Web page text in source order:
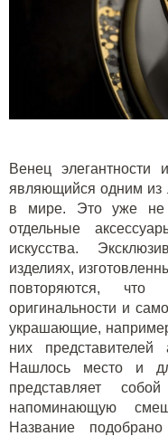
Венец элегантности
являющийся одним из
в мире. Это уже не
отдельные
искусства.
изделиях,
повторяются, что
оригинальности и
украшающие,
них представителей
Нашлось место и
представляет
напоминающую
Название